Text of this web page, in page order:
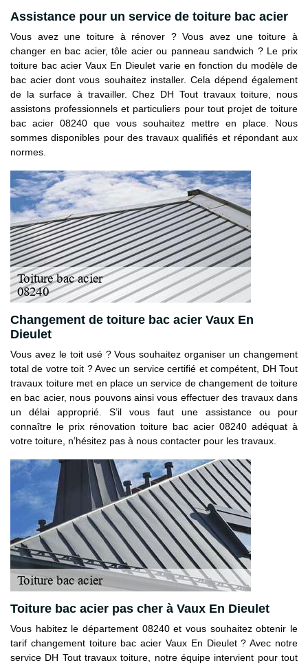
Assistance pour un service de toiture bac acier
Vous avez une toiture à rénover ? Vous avez une toiture à
changer en bac acier, tôle acier ou panneau sandwich ? Le prix
toiture bac acier Vaux En Dieulet varie en fonction du modèle de
bac acier dont vous souhaitez installer. Cela dépend également
de la surface à travailler. Chez DH Tout travaux toiture, nous
assistons professionnels et particuliers pour tout projet de toiture
bac acier 08240 que vous souhaitez mettre en place. Nous
sommes disponibles pour des travaux qualifiés et répondant aux
normes.
Changement de toiture bac acier Vaux En
Dieulet
Vous avez le toit usé ? Vous souhaitez organiser un changement
total de votre toit ? Avec un service certifié et compétent, DH Tout
travaux toiture met en place un service de changement de toiture
en bac acier, nous pouvons ainsi vous effectuer des travaux dans
un délai approprié. S’il vous faut une assistance ou pour
connaître le prix rénovation toiture bac acier 08240 adéquat à
votre toiture, n’hésitez pas à nous contacter pour les travaux.
Toiture bac acier pas cher à Vaux En Dieulet
Vous habitez le département 08240 et vous souhaitez obtenir le
tarif changement toiture bac acier Vaux En Dieulet ? Avec notre
service DH Tout travaux toiture, notre équipe intervient pour tout